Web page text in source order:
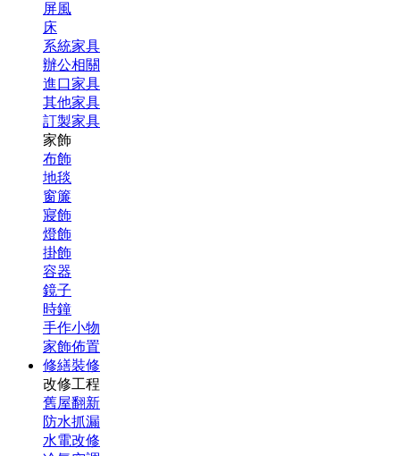
屏風
床
系統家具
辦公相關
進口家具
其他家具
訂製家具
家飾
布飾
地毯
窗簾
寢飾
燈飾
掛飾
容器
鏡子
時鐘
手作小物
家飾佈置
修繕裝修
改修工程
舊屋翻新
防水抓漏
水電改修